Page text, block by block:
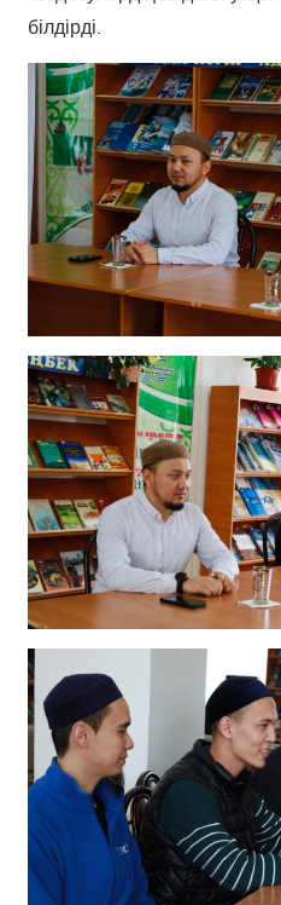
білдірді.